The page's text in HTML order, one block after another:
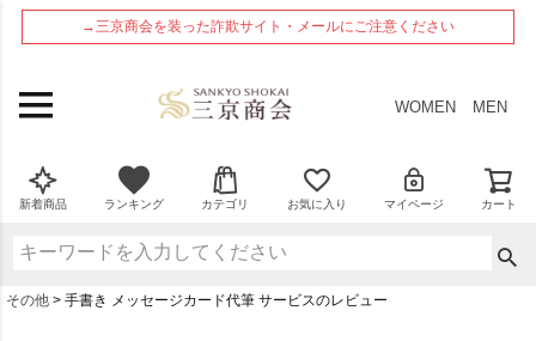
→三京商会を装った詐欺サイト・メールにご注意ください
WOMEN MEN
新着商品 ランキング カテゴリ お気に入り マイページ カート
その他 手書き メッセージカード代筆 サービスのレビュー
ペー